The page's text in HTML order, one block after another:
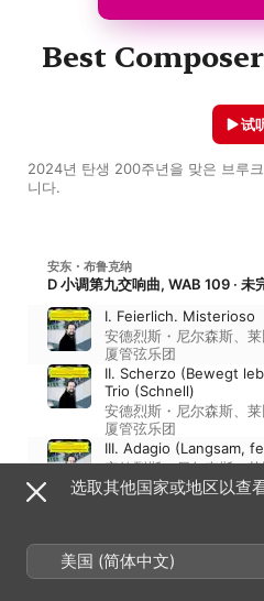
Best
2024년 탄생 200주년을 맞은 브루
니다.
试
安东・布鲁克纳
D 小调第九交响曲, WAB 109 · 未
I. Feierlich. Misterioso
安德烈斯・尼尔森斯、
厦管弦乐团
II. Scherzo (Bewegt
Trio (Schnell)
安德烈斯・尼尔森斯、
厦管弦乐团
III. Adagio (Langsam,
安德烈斯・尼尔森斯、
厦管弦乐团
降 B 大调第五交响曲, WAB 105 ·
I. Introduction. Adagio -
选取其他国家或地区以查
美国 (简体中文)